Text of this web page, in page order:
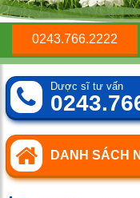
0243.766.2222
Dược sĩ tư vấn
DANH SÁCH